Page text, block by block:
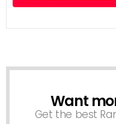
NEWSLETTER
Want
Get the best